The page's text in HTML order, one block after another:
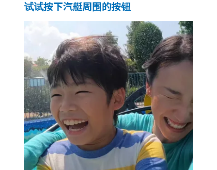
试试按下汽艇周围的按钮